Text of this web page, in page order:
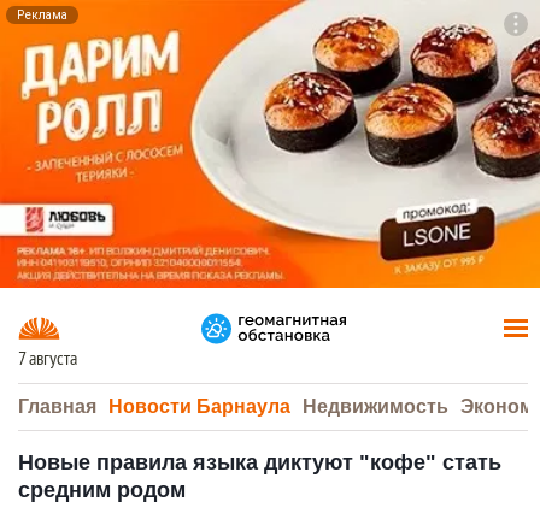
Реклама
7 августа
Главная Новости Барнаула Недвижимость
Новые правила языка диктуют "кофе" стать
средним родом